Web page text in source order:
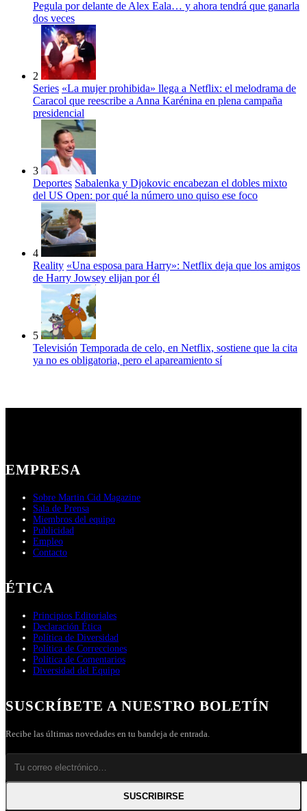
Pegula por delante de Alex Eala… y ahora tendrá que ganarla
dos veces
2
Series «La mujer prohibida» llega a Netflix: el melodrama de
Caracol que reescribe a Anna Karénina en plena campaña
presidencial
3
Deportes Sabalenka y Djokovic encabezan el dobles mixto
del US Open: por qué la número uno quiso ese foco
4
Reality «Una esposa para Harry»: Netflix deja que los amigos
de Harry Jowsey elijan por él
5
Televisión Temporada de celo, en Netflix, sostiene que la cita
ya no es obligatoria, pero el apareamiento sí
EMPRESA
Sobre Martin Cid Magazine
Sala de Prensa
Miembros del equipo
Publicidad
Empleo
Contacto
ÉTICA
Principios Editoriales
Declaración Ética
Política de Diversidad
Política de Correcciones
Política de Comentarios
Diversidad del Equipo
SUSCRÍBETE A NUESTRO BOLETÍN
Recibe las últimas novedades en tu bandeja de entrada.
SUSCRIBIRSE